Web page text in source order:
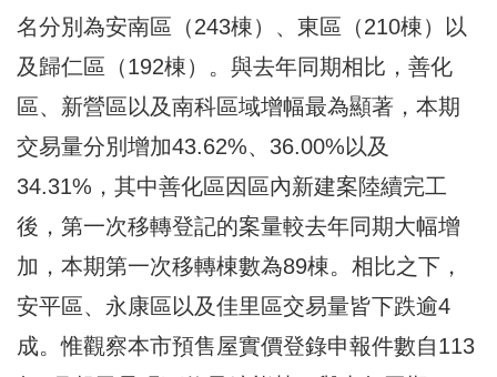
名分別為安南區（243棟）、東區（210棟）以
及歸仁區（192棟）。與去年同期相比，善化
區、新營區以及南科區域增幅最為顯著，本期
交易量分別增加43.62%、36.00%以及
34.31%，其中善化區因區內新建案陸續完工
後，第一次移轉登記的案量較去年同期大幅增
加，本期第一次移轉棟數為89棟。相比之下，
安平區、永康區以及佳里區交易量皆下跌逾4
成。惟觀察本市預售屋實價登錄申報件數自113